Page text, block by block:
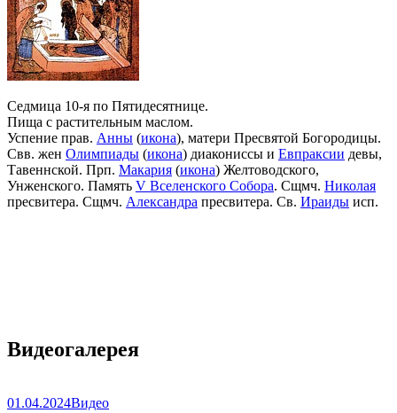
Седмица 10-я по Пятидесятнице.
Пища с растительным маслом.
Успение прав. Анны (икона), матери Пресвятой Богородицы.
Свв. жен Олимпиады (икона) диакониссы и Евпраксии девы,
Тавеннской. Прп. Макария (икона) Желтоводского,
Унженского. Память V Вселенского Собора. Сщмч. Николая
пресвитера. Сщмч. Александра пресвитера. Св. Ираиды исп.
Видеогалерея
01.04.2024Видео